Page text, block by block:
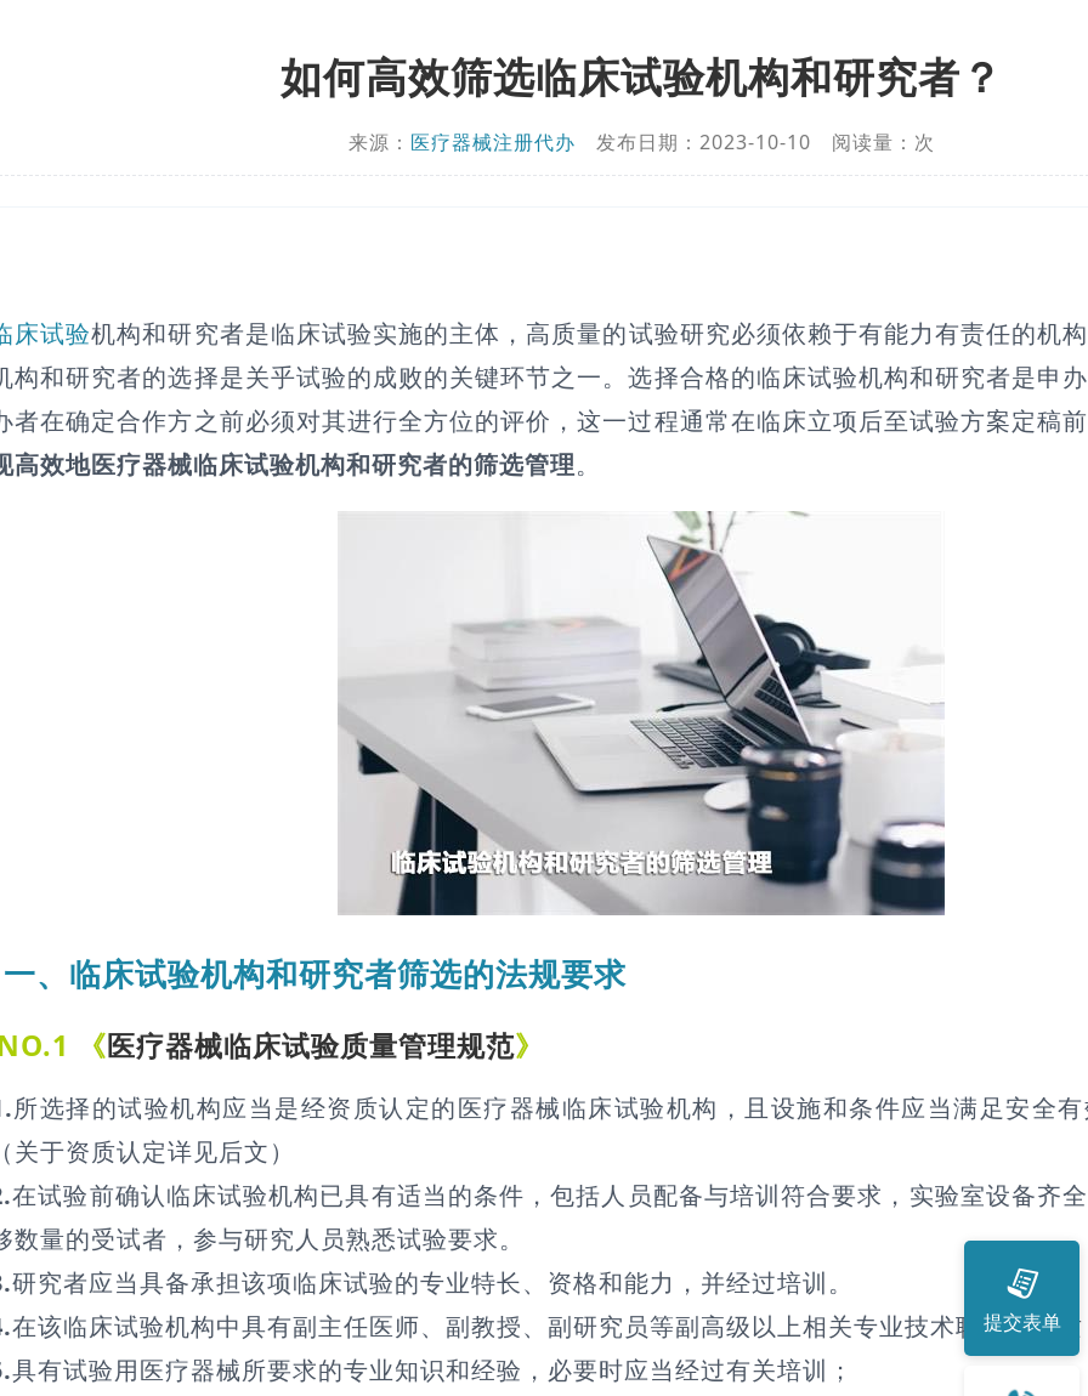
如何高效筛选临床试验机构和研究者？
来源： 医疗器械注册代办 发布日期：2023-10-10 阅读量： 次
床试验机构和研究者是临床试验实施的主体，高质量的试验研究必须依赖于有能力有责任的机
构和研究者的选择是关乎试验的成败的关键环节之一。选择合格的临床试验机构和研究者是申
者在确定合作方之前必须对其进行全方位的评价，这一过程通常在临床立项后至试验方案定稿
高效地医疗器械临床试验机构和研究者的筛选管理。
一、临床试验机构和研究者筛选的法规要求
NO.1 《医疗器械临床试验质量管理规范》
所选择的试验机构应当是经资质认定的医疗器械临床试验机构，且设施和条件应当满足安全
关于资质认定详见后文）
在试验前确认临床试验机构已具有适当的条件，包括人员配备与培训符合要求，实验室设备齐
数量的受试者，参与研究人员熟悉试验要求。
研究者应当具备承担该项临床试验的专业特长、资格和能力，并经过培训。
在该临床试验机构中具有副主任医师、副教授、副研究员等副高级以上相关专业技术职称和资
具有试验用医疗器械所要求的专业知识和经验，必要时应当经过有关培训；
提交表单